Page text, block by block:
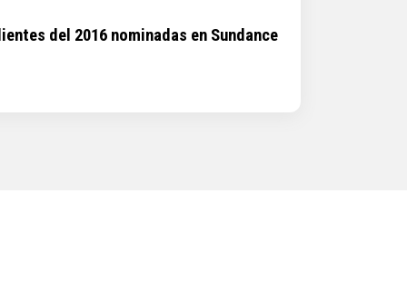
del 2016 nominadas en Sundance